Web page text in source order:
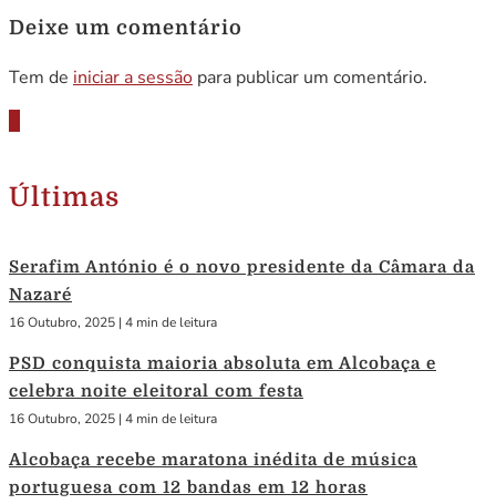
Deixe um comentário
Tem de iniciar a sessão para publicar um comentário.
Últimas
Serafim António é o novo presidente da Câmara da
Nazaré
16 Outubro, 2025 | 4 min de leitura
PSD conquista maioria absoluta em Alcobaça e
celebra noite eleitoral com festa
16 Outubro, 2025 | 4 min de leitura
Alcobaça recebe maratona inédita de música
portuguesa com 12 bandas em 12 horas